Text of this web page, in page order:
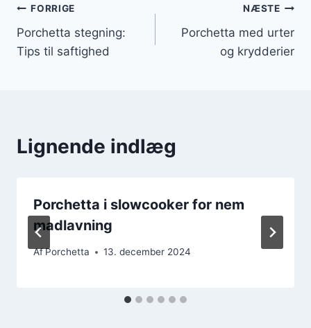
Indlægsnavigation
FORRIGE
Porchetta stegning:
Tips til saftighed
NÆSTE
Porchetta med urter
og krydderier
Lignende indlæg
Porchetta i slowcooker for nem
madlavning
AfPorchetta 13. december 2024